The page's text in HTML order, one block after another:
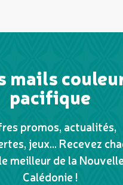
mails
pacifique
promos, actualités,
jeux... Recevez
meilleur de la
Calédonie !